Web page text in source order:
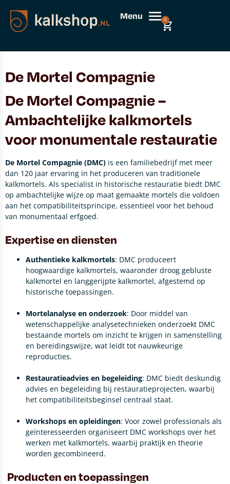
Menu 0
De Mortel Compagnie
De Mortel Compagnie –
Ambachtelijke kalkmortels
voor monumentale restauratie
De Mortel Compagnie (DMC) is een familiebedrijf met meer
dan 120 jaar ervaring in het produceren van traditionele
kalkmortels. Als specialist in historische restauratie biedt DMC
op ambachtelijke wijze op maat gemaakte mortels die voldoen
aan het compatibiliteitsprincipe, essentieel voor het behoud
van monumentaal erfgoed.
Expertise en diensten
Authentieke kalkmortels: DMC produceert
hoogwaardige kalkmortels, waaronder droog gebluste
kalkmortel en langgerijpte kalkmortel, afgestemd op
historische toepassingen.
Mortelanalyse en onderzoek: Door middel van
wetenschappelijke analysetechnieken onderzoekt DMC
bestaande mortels om inzicht te krijgen in samenstelling
en bereidingswijze, wat leidt tot nauwkeurige
reproducties.
Restauratieadvies en begeleiding: DMC biedt deskundig
advies en begeleiding bij restauratieprojecten, waarbij
het compatibiliteitsbeginsel centraal staat.
Workshops en opleidingen: Voor zowel professionals als
geïnteresseerden organiseert DMC workshops over het
werken met kalkmortels, waarbij praktijk en theorie
worden gecombineerd.
Producten en toepassingen